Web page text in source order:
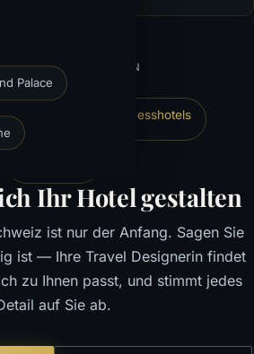
Palace
AUCH PASSEN
Deutschland Wellnesshotels
Ihr Hotel gestalten
ist nur der Anfang. Sagen Sie
ist — Ihre Travel Designerin findet
zu Ihnen passt, und stimmt jedes
auf Sie ab.